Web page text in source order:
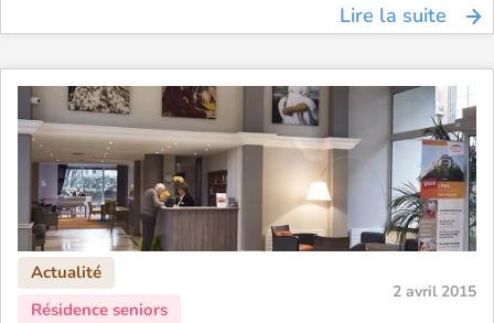
Lire la suite
2 avril 2015